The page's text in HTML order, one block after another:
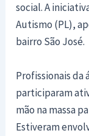
social. A
Autismo (PL),
bairro São José.
Profissionais
participaram
mão na massa
Estiveram